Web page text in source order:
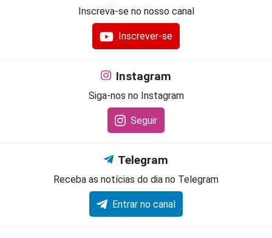
Inscreva-se no nosso canal
Inscrever-se
Instagram
Siga-nos no Instagram
Seguir
Telegram
Receba as notícias do dia no Telegram
Entrar no canal